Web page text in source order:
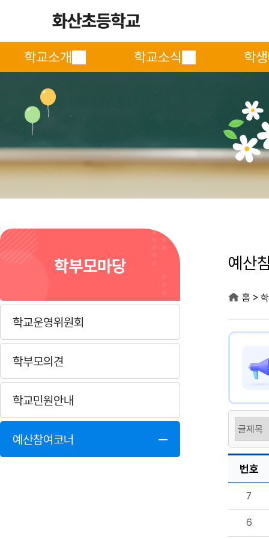
학교소개 학교소식 학
학부모마당
학교운영위원회
학부모의견
학교민원안내
예산참여코너
예산
홈 >
번호
7
6